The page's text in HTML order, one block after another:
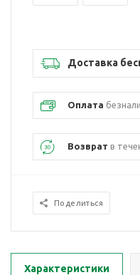
Доставка
Оплата
Возврат в
Поделиться
Характеристики